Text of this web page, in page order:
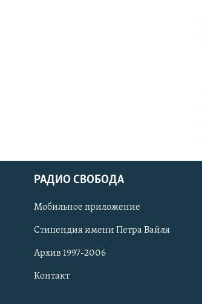
СОЦИАЛЬНЫЕ СЕТИ
РАДИО СВОБОДА
Мобильное приложение
Стипендия имени Петра Вайля
Архив 1997-2006
Контакт